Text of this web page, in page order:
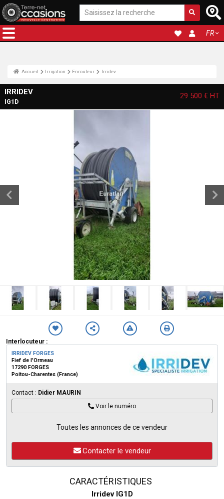
FR
Accueil Irrigation Enrouleur Irridev
IRRIDEV
IG1D
29 500 € HT
Interlocuteur :
IRRIDEV FORGES
Fief de l'Ormeau
17290 FORGES
Poitou-Charentes (France)
Contact : Didier MAURIN
Voir le numéro
Toutes les annonces de ce vendeur
Contacter le vendeur
CARACTÉRISTIQUES
Irridev IG1D